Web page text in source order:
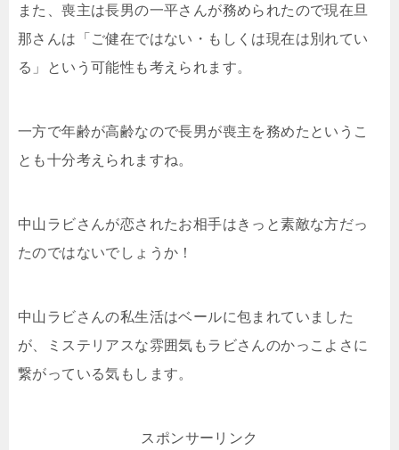
また、喪主は長男の一平さんが務められたので現在旦
那さんは「ご健在ではない・もしくは現在は別れてい
る」という可能性も考えられます。
一方で年齢が高齢なので長男が喪主を務めたというこ
とも十分考えられますね。
中山ラビさんが恋されたお相手はきっと素敵な方だっ
たのではないでしょうか！
中山ラビさんの私生活はベールに包まれていました
が、ミステリアスな雰囲気もラビさんのかっこよさに
繋がっている気もします。
スポンサーリンク